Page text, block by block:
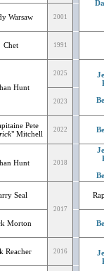
Warsaw 2001
Chet 1991
Hunt
2025
2023
Pete
" Mitchell 2022
Hunt 2018
Seal
2017
Morton
Reacher 2016